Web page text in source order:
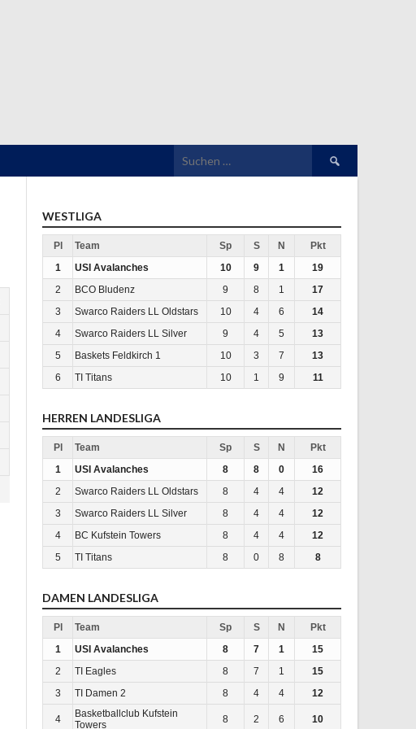
Suchen
nach:
WESTLIGA
Pl Team Sp S N
Pkt
1
USI Avalanches 10 9 1
19
2
BCO Bludenz 9 8 1
17
3
Swarco Raiders LL Oldstars 10 4 6
14
4
Swarco Raiders LL Silver 9 4 5
13
5
Baskets Feldkirch 1 10 3 7
13
6
TI Titans 10 1 9 11
HERREN LANDESLIGA
Pl Team Sp S N
Pkt
1
USI Avalanches 8 8 0
16
2
Swarco Raiders LL Oldstars 8 4 4
12
3
Swarco Raiders LL Silver 8 4 4
12
4
BC Kufstein Towers 8 4 4
12
5
TI Titans 8 0 8 8
DAMEN LANDESLIGA
Pl Team Sp S N
Pkt
1
USI Avalanches 8 7 1
15
2
TI Eagles 8 7 1
15
3
TI Damen 2 8 4 4 12
4
Basketballclub Kufstein
Towers
8 2 6 10